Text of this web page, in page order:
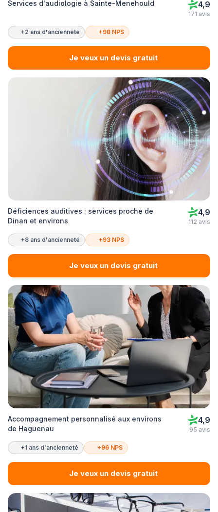
Services d'audiologie à Sainte-Menehould 4,9
171 avis
+2 ans d'ancienneté +98 NPS
Je veux un devis gratuit
Déficiences auditives : services proche de
Dinan et environs
4,9
112 avis
+8 ans d'ancienneté +93 NPS
Je veux un devis gratuit
Accompagnement personnalisé aux environs
de Haguenau
4,9
95 avis
+1 ans d'ancienneté +96 NPS
Je veux un devis gratuit